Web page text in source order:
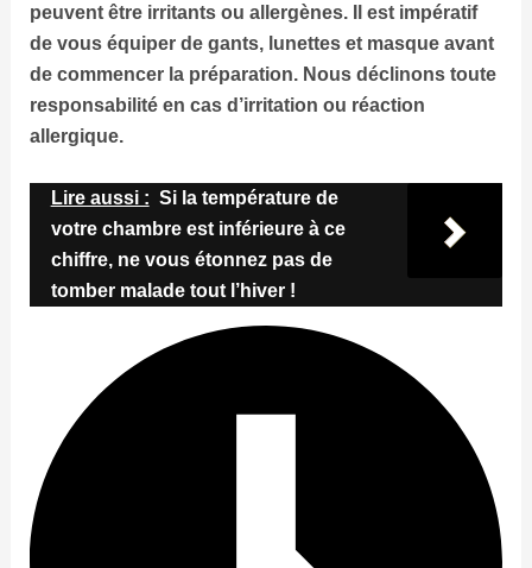
peuvent être irritants ou allergènes. Il est impératif
de vous équiper de gants, lunettes et masque avant
de commencer la préparation. Nous déclinons toute
responsabilité en cas d’irritation ou réaction
allergique.
Lire aussi : Si la température de
votre chambre est inférieure à ce
chiffre, ne vous étonnez pas de
tomber malade tout l’hiver !